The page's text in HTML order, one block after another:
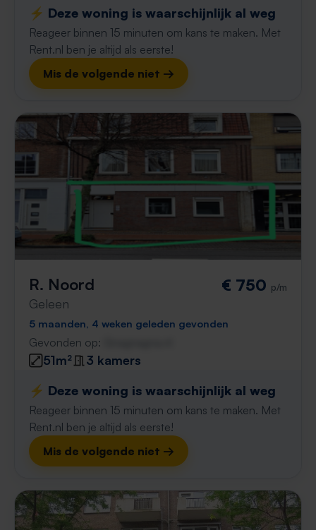
⚡️ Deze woning is waarschijnlijk al weg
Reageer binnen 15 minuten om kans te maken. Met
Rent.nl ben je altijd als eerste!
Mis de volgende niet →
R. Noord
Geleen
€ 750 p/m
5 maanden, 4 weken geleden gevonden
Gevonden op:
51m²
3 kamers
⚡️ Deze woning is waarschijnlijk al weg
Reageer binnen 15 minuten om kans te maken. Met
Rent.nl ben je altijd als eerste!
Mis de volgende niet →